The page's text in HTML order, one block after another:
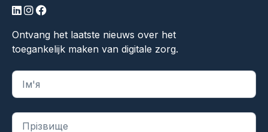
LinkedIn
Інстаграм
Фейсбук
Ontvang het laatste nieuws over het
toegankelijk maken van digitale zorg.
"*" вказує на обов'язкові поля